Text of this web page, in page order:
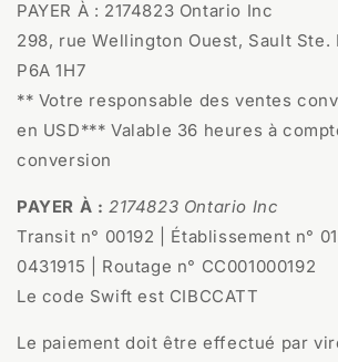
PAYER À : 2174823 Ontario Inc
298, rue Wellington Ouest, Sault Ste.
P6A 1H7
** Votre responsable des ventes
en USD*** Valable 36 heures à
conversion
PAYER À : 2174823 Ontario Inc
Transit n° 00192 | Établissement n°
0431915 | Routage n° CC001000192
Le code Swift est CIBCCATT
Le paiement doit être effectué par